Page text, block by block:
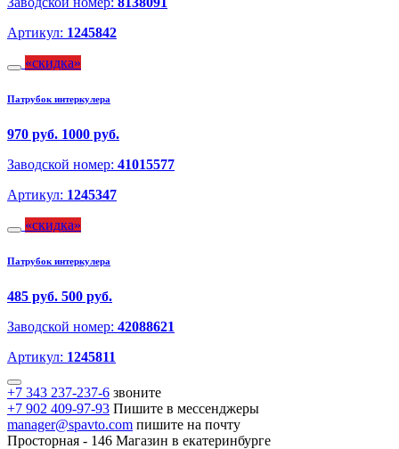
Артикул: 1245842
скидка
Патрубок интеркулера
970 руб. 1000 руб.
Заводской номер: 41015577
Артикул: 1245347
скидка
Патрубок интеркулера
485 руб. 500 руб.
Заводской номер: 42088621
Артикул: 1245811
+7 343 237-237-6 звоните
+7 902 409-97-93 Пишите в мессенджеры
manager@spavto.com пишите на почту
Просторная - 146 Магазин в екатеринбурге